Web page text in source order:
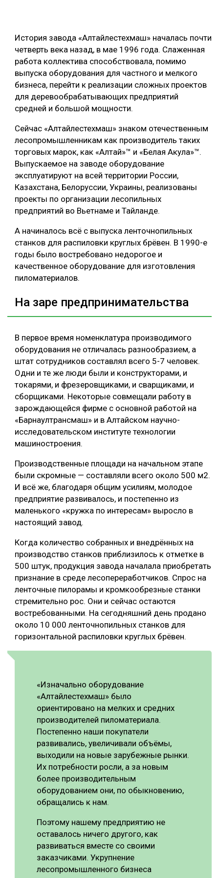
История завода «Алтайлестехмаш» началась почти
четверть века назад, в мае 1996 года. Слаженная
работа коллектива способствовала, помимо
выпуска оборудования для частного и мелкого
бизнеса, перейти к реализации сложных проектов
для деревообрабатывающих предприятий
средней и большой мощности.
Сейчас «Алтайлестехмаш» знаком отечественным
лесопромышленникам как производитель таких
торговых марок, как «Алтай»™ и «Белая Акула»™.
Выпускаемое на заводе оборудование
эксплуатируют на всей территории России,
Казахстана, Белоруссии, Украины, реализованы
проекты по организации лесопильных
предприятий во Вьетнаме и Тайланде.
А начиналось всё с выпуска ленточнопильных
станков для распиловки круглых брёвен. В 1990-е
годы было востребовано недорогое и
качественное оборудование для изготовления
пиломатериалов.
На заре предпринимательства
В первое время номенклатура производимого
оборудования не отличалась разнообразием, а
штат сотрудников составлял всего 5-7 человек.
Одни и те же люди были и конструкторами, и
токарями, и фрезеровщиками, и сварщиками, и
сборщиками. Некоторые совмещали работу в
зарождающейся фирме с основной работой на
«Барнаултрансмаш» и в Алтайском научно-
исследовательском институте технологии
машиностроения.
Производственные площади на начальном этапе
были скромные — составляли всего около 500 м2.
И всё же, благодаря общим усилиям, молодое
предприятие развивалось, и постепенно из
маленького «кружка по интересам» выросло в
настоящий завод.
Когда количество собранных и внедрённых на
производство станков приблизилось к отметке в
500 штук, продукция завода началала приобретать
признание в среде лесопереработчиков. Спрос на
ленточные пилорамы и кромкообрезные станки
стремительно рос. Они и сейчас остаются
востребованными. На сегодняшний день продано
около 10 000 ленточнопильных станков для
горизонтальной распиловки круглых брёвен.
«Изначально оборудование
«Алтайлестехмаш» было
ориентировано на мелких и средних
производителей пиломатериала.
Постепенно наши покупатели
развивались, увеличивали объёмы,
выходили на новые зарубежные рынки.
Их потребности росли, а за новым
более производительным
оборудованием они, по обыкновению,
обращались к нам.
Поэтому нашему предприятию не
оставалось ничего другого, как
развиваться вместе со своими
заказчиками. Укрупнение
лесопромышленного бизнеса